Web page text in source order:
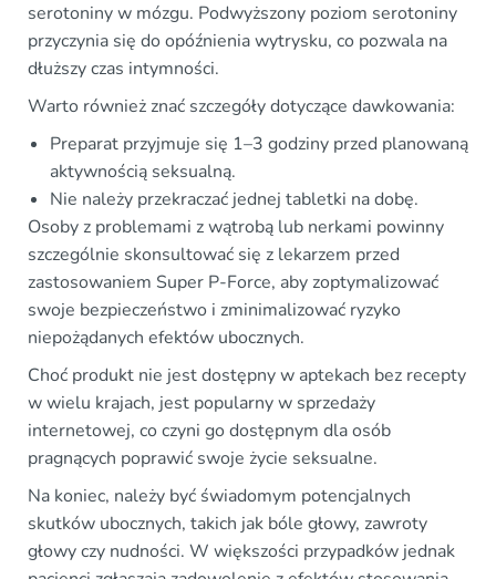
serotoniny w mózgu. Podwyższony poziom serotoniny
przyczynia się do opóźnienia wytrysku, co pozwala na
dłuższy czas intymności.
Warto również znać szczegóły dotyczące dawkowania:
Preparat przyjmuje się 1–3 godziny przed planowaną
aktywnością seksualną.
Nie należy przekraczać jednej tabletki na dobę.
Osoby z problemami z wątrobą lub nerkami powinny
szczególnie skonsultować się z lekarzem przed
zastosowaniem Super P-Force, aby zoptymalizować
swoje bezpieczeństwo i zminimalizować ryzyko
niepożądanych efektów ubocznych.
Choć produkt nie jest dostępny w aptekach bez recepty
w wielu krajach, jest popularny w sprzedaży
internetowej, co czyni go dostępnym dla osób
pragnących poprawić swoje życie seksualne.
Na koniec, należy być świadomym potencjalnych
skutków ubocznych, takich jak bóle głowy, zawroty
głowy czy nudności. W większości przypadków jednak